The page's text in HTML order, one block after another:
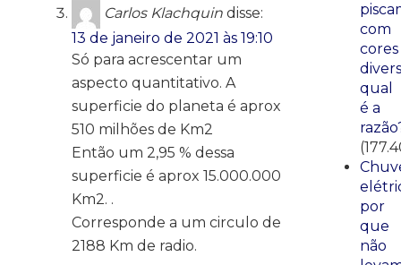
Carlos Klachquin disse:
13 de janeiro de 2021 às 19:10
Só para acrescentar um
aspecto quantitativo. A
superficie do planeta é aprox
510 milhões de Km2
Então um 2,95 % dessa
superficie é aprox 15.000.000
Km2. .
Corresponde a um circulo de
2188 Km de radio.
com
cores
qual
é a
por
que
não